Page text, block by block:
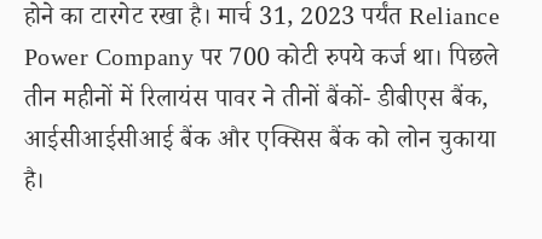
होने का टारगेट रखा है। मार्च 31, 2023 पर्यंत Reliance
Power Company पर 700 कोटी रुपये कर्ज था। पिछले
तीन महीनों में रिलायंस पावर ने तीनों बैंकों- डीबीएस बैंक,
आईसीआईसीआई बैंक और एक्सिस बैंक को लोन चुकाया
है।